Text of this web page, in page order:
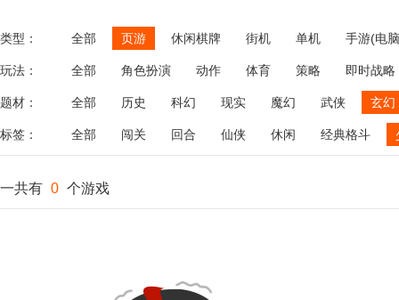
类型： 全部 页游 休闲棋牌 街机 单机 手游(电
玩法： 全部 角色扮演 动作 体育 策略
即时战略
飞行
恋爱 第三人称射击 棋类 牌类 麻将
题材： 全部 历史 科幻 现实 魔幻 武侠 玄幻
标签： 全部 闯关 回合 仙侠 休闲 经典格斗
一共有 0 个游戏